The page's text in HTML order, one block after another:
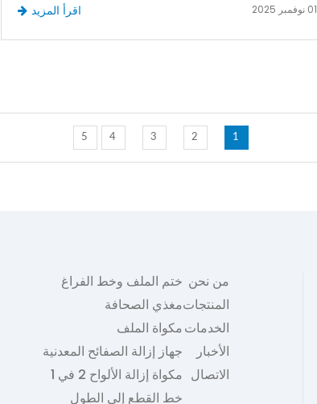
01 نوفمبر 2025 اقرأ المزيد
1
2
3
4
5
من نحن
المنتجات
الخدمات
الأخبار
الاتصال
ختم الملف وخط الفراغ
مغذي الصحافة
مكواة الملف
جهاز إزالة الصفائح المعدنية
مكواة إزالة الألواح 2 في 1
خط القطع إلى الطول